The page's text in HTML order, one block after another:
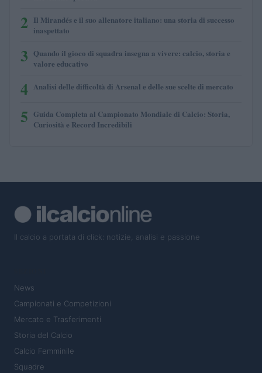
2 Il Mirandés e il suo allenatore italiano: una storia di successo
inaspettato
3 Quando il gioco di squadra insegna a vivere: calcio, storia e
valore educativo
4 Analisi delle difficoltà di Arsenal e delle sue scelte di mercato
5 Guida Completa al Campionato Mondiale di Calcio: Storia,
Curiosità e Record Incredibili
Il calcio a portata di click: notizie, analisi e passione
News
Campionati e Competizioni
Mercato e Trasferimenti
Storia del Calcio
Calcio Femminile
Squadre